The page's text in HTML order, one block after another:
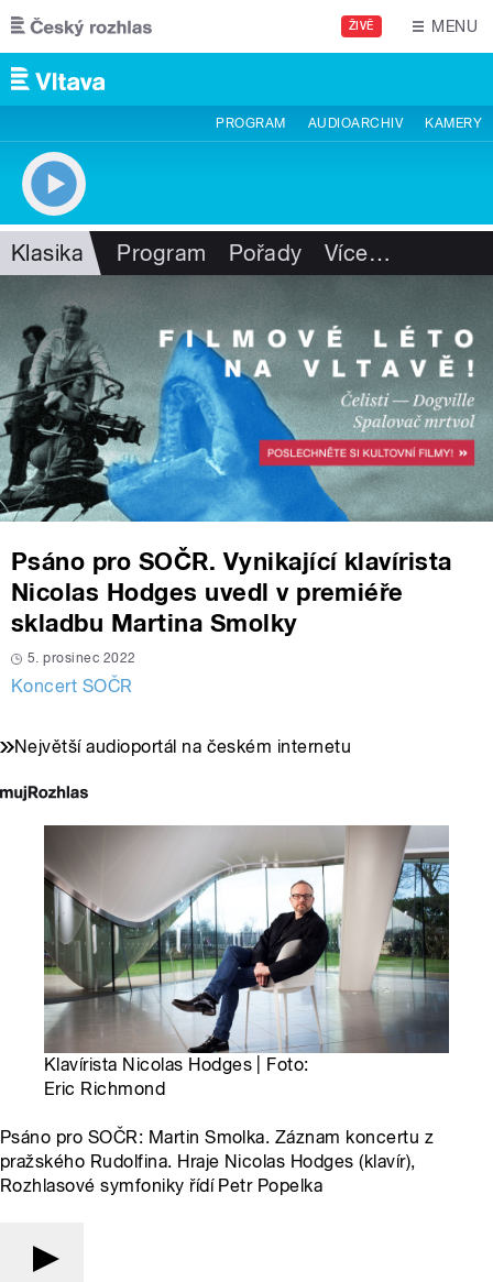
Přejít k hlavnímu obsahu
ŽIVĚ MENU
PROGRAM AUDIOARCHIV KAMERY
Klasika Program Pořady Více…
Psáno pro SOČR. Vynikající klavírista
Nicolas Hodges uvedl v premiéře
skladbu Martina Smolky
5. prosinec 2022
Koncert SOČR
Největší audioportál na českém internetu
Klavírista Nicolas Hodges | Foto:
Eric Richmond
Psáno pro SOČR: Martin Smolka. Záznam koncertu z
pražského Rudolfina. Hraje Nicolas Hodges (klavír),
Rozhlasové symfoniky řídí Petr Popelka